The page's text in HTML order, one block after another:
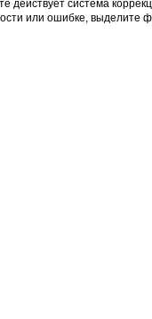
действует система
или ошибке, выделите